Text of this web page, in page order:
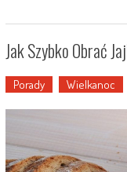
Jak Szybko Obrać
Porady Wielkanoc